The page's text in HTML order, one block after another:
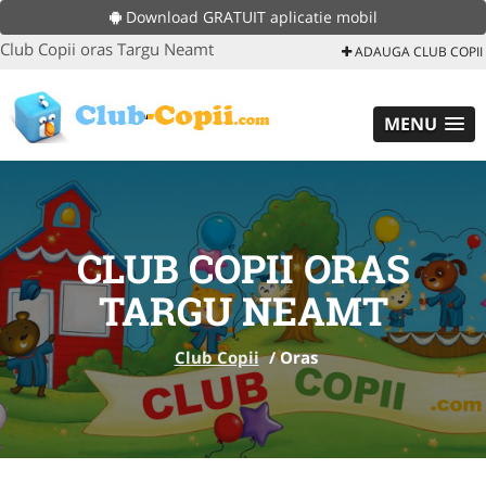
Download GRATUIT aplicatie mobil
Club Copii oras Targu Neamt ADAUGA CLUB COPII
MENU
CLUB COPII ORAS
TARGU NEAMT
Club Copii /Oras